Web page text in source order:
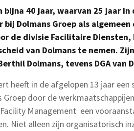
bijna 40 jaar, waarvan 25 jaar
bij Dolmans Groep als
de divisie Facilitaire Diensten,
van Dolmans te nemen.
Dolmans, tevens DGA van
heeft in de afgelopen 13 jaar
Groep door de
Management een
Niet alleen zijn organisatorisch